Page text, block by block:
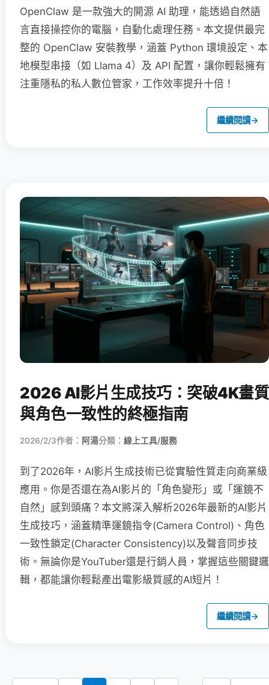
OpenClaw 是一款強大的開源 AI 助理，能透過自然語
言直接操控你的電腦，自動化處理任務。本文提供最完
整的 OpenClaw 安裝教學，涵蓋 Python 環境設定、本
地模型串接（如 Llama 4）及 API 配置，讓你輕鬆擁有
注重隱私的私人數位管家，工作效率提升十倍！
繼續閱讀→
2026 AI影片生成技巧：突破4K畫質
與角色一致性的終極指南
2026/2/3作者： 阿湯分類： 線上工具/服務
到了2026年，AI影片生成技術已從實驗性質走向商業級
應用。你是否還在為AI影片的「角色變形」或「運鏡不
自然」感到頭痛？本文將深入解析2026年最新的AI影片
生成技巧，涵蓋精準運鏡指令(Camera Control)、角色
一致性鎖定(Character Consistency)以及聲音同步技
術。無論你是YouTuber還是行銷人員，掌握這些關鍵邏
輯，都能讓你輕鬆產出電影級質感的AI短片！
繼續閱讀→